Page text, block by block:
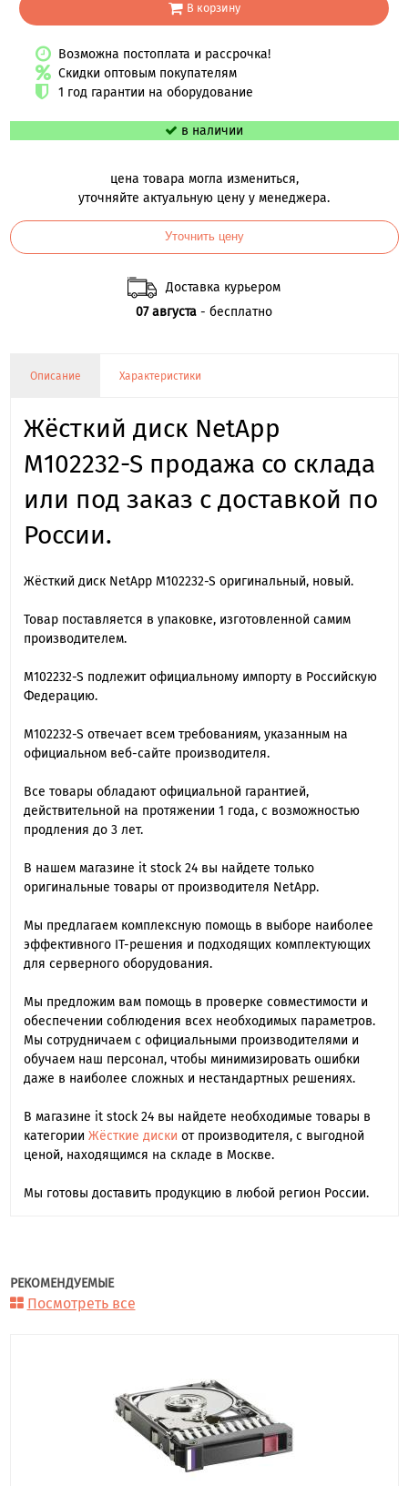
В корзину
Возможна постоплата и рассрочка!
Скидки оптовым покупателям
1 год гарантии на оборудование
в наличии
цена товара могла измениться,
уточняйте актуальную цену у менеджера.
Уточнить цену
Доставка курьером
07 августа - бесплатно
Описание Характеристики
Жёсткий диск NetApp
M102232-S продажа со склада
или под заказ с доставкой по
России.
Жёсткий диск NetApp M102232-S оригинальный, новый.
Товар поставляется в упаковке, изготовленной самим
производителем.
M102232-S подлежит официальному импорту в Российскую
Федерацию.
M102232-S отвечает всем требованиям, указанным на
официальном веб-сайте производителя.
Все товары обладают официальной гарантией,
действительной на протяжении 1 года, с возможностью
продления до 3 лет.
В нашем магазине it stock 24 вы найдете только
оригинальные товары от производителя NetApp.
Мы предлагаем комплексную помощь в выборе наиболее
эффективного IT-решения и подходящих комплектующих
для серверного оборудования.
Мы предложим вам помощь в проверке совместимости и
обеспечении соблюдения всех необходимых параметров.
Мы сотрудничаем с официальными производителями и
обучаем наш персонал, чтобы минимизировать ошибки
даже в наиболее сложных и нестандартных решениях.
В магазине it stock 24 вы найдете необходимые товары в
категории Жёсткие диски от производителя, с выгодной
ценой, находящимся на складе в Москве.
Мы готовы доставить продукцию в любой регион России.
РЕКОМЕНДУЕМЫЕ
Посмотреть все